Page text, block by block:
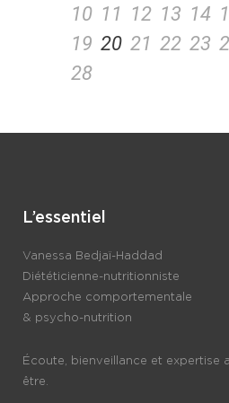
10 11 12 13 14
19 20 21 22 23
28
L’essentiel
Vanessa Bedjaï-Haddad
Diététicienne-nutritionniste
Approche comportementale
& psycho-nutrition
Écoute, bienveillance et expertise
être.